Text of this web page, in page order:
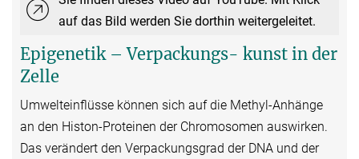
auf das Bild werden Sie dorthin weitergeleitet.
Epigenetik – Verpackungs- kunst in der
Zelle
Umwelteinflüsse können sich auf die Methyl-Anhänge
an den Histon-Proteinen der Chromosomen auswirken.
Das verändert den Verpackungsgrad der DNA und der